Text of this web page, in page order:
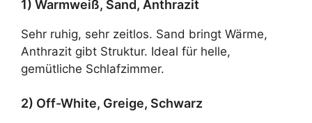
1) Warmweiß, Sand, Anthrazit
Sehr ruhig, sehr zeitlos. Sand bringt Wärme,
Anthrazit gibt Struktur. Ideal für helle,
gemütliche Schlafzimmer.
2) Off-White, Greige, Schwarz